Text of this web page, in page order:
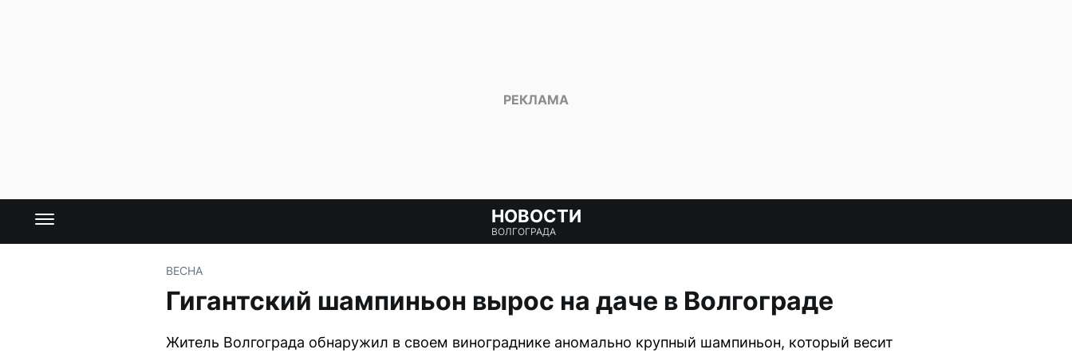
НОВОСТИ
ВОЛГОГРАДА
ВЕСНА
Гигантский шампиньон вырос на даче в Волгограде
Житель Волгограда обнаружил в своем винограднике аномально крупный шампиньон, который весит